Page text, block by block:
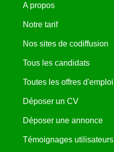
A propos
Notre tarif
Nos sites de codiffusion
Tous les candidats
Toutes les offres d'emploi
Déposer un CV
Déposer une annonce
Témoignages utilisateurs